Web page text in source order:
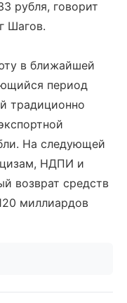
рубля, говорит
Шагов.
в ближайшей
период
традиционно
На следующей
НДПИ и
возврат средств
миллиардов